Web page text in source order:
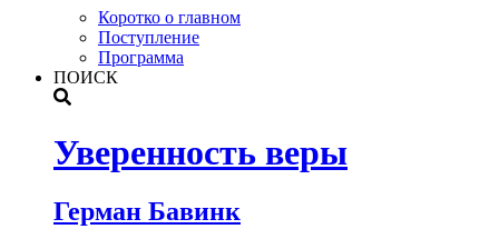
Коротко о главном
Поступление
Программа
ПОИСК
Уверенность веры
Герман Бавинк